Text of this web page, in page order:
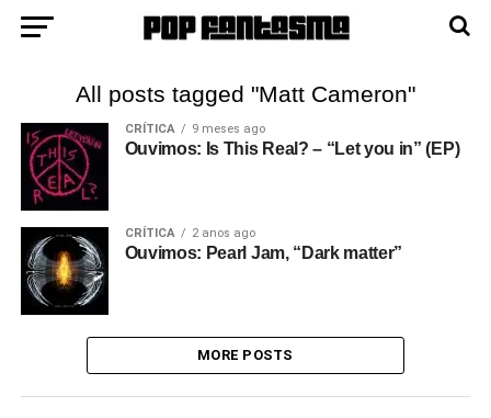
All posts tagged "Matt Cameron"
CRÍTICA 9 meses ago
Ouvimos: Is This Real? – “Let you in” (EP)
CRÍTICA 2 anos ago
Ouvimos: Pearl Jam, “Dark matter”
MORE POSTS